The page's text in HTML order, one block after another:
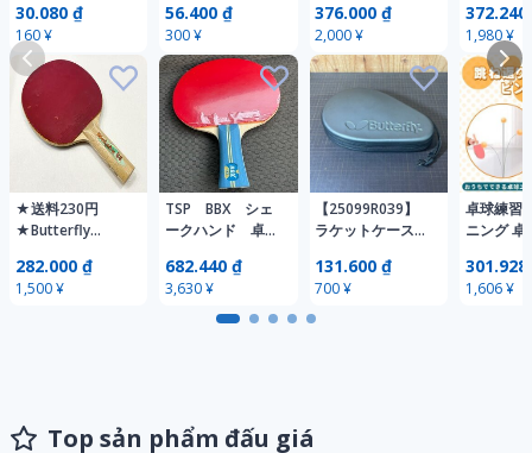
ト★未使用品/ヤ
サカ/ARC
WOOD5/スウェ
ーデン
製/Butterfly/SRIVEER-
EL/ケース付き＠
送料600円(7)
30.080 ₫
160 ¥
ェークハンド ケ
ース付き
56.400 ₫
300 ¥
BUTTERFLY バ
タフライ（ラケッ
ト入れ・インナー
ケース）
Nittaku ニッタ
ク（球） 卓球用
品
376.000 ₫
2,000 ¥
XING
ェーク
黒檀＋カ
７枚合板
372.240
1,980 ¥
★送料230円
★Butterfly
バ バタフライ シ
ェークハンド 卓
282.000 ₫
1,500 ¥
TSP BBX シェ
ークハンド 卓球
極美品
682.440 ₫
3,630 ¥
【25099R039】
ラケットケース
Butterfly ピンポ
ン スポーツ ハー
ドケース グレー
131.600 ₫
700 ¥
卓球練習
ニング 卓
子 個人練
ット2個
301.928
1,606 ¥
Top sản phẩm đấu giá